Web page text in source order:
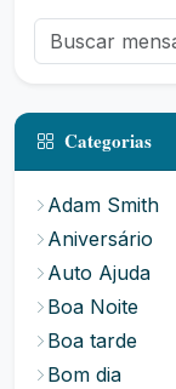
Categorias
Adam Smith
Aniversário
Auto Ajuda
Boa Noite
Boa tarde
Bom dia